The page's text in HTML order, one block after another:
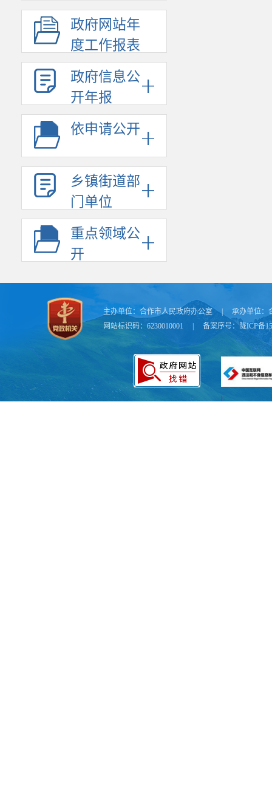
政府网站年
度工作报表
政府信息公
开年报
依申请公开
乡镇街道部
门单位
重点领域公
开
事求是，强
实准确、完整
会议指出
称《纲要》
求。
市政府
律、行政、
主办单位： 合作市人民政府办公室 承办单位：
网站标识码：6230010001
备案序号：陇ICP备